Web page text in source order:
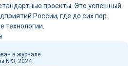
проекты. Это успешный
России, где до сих пор
технологии.
в журнале
№3, 2024.